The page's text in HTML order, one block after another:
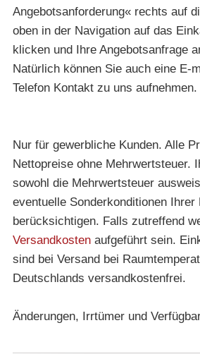
Angebotsanforderung« rechts auf
oben in der Navigation auf das
klicken und Ihre Angebotsanfrage
Natürlich können Sie auch eine E-
Telefon Kontakt zu uns aufnehmen.
Nur für gewerbliche Kunden. Alle
Nettopreise ohne Mehrwertsteuer.
sowohl die Mehrwertsteuer
eventuelle Sonderkonditionen Ihrer
berücksichtigen. Falls zutreffend
Versandkostenaufgeführt sein.
sind bei Versand bei
Deutschlands versandkostenfrei.
Änderungen, Irrtümer und